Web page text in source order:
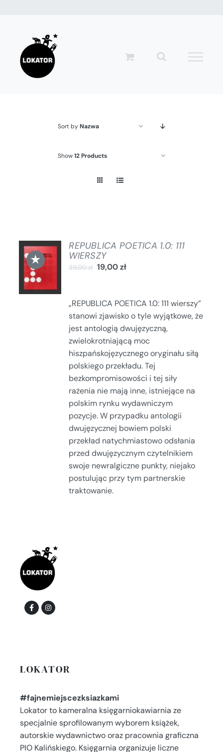
zawartości
Sort byNazwa
Show12 Products
★
DODAJ
DO
KOSZYKA
/
SZCZEGÓŁY
REPUBLICA POETICA 1.0: 111
WIERSZY
39,00zł 19,00zł
„REPUBLICA POETICA 1.0: 111 wierszy”
stanowi zjawisko o tyle wyjątkowe, że
jest antologią dwujęzyczną,
zwielokrotniającą moc
hiszpańskojęzycznego oryginału siłą
polskiego przekładu. Tej
bezkompromisowości i tej siły
rażenia nie mają inne, istniejące na
polskim rynku wydawniczym
pozycje. W przypadku antologii
dwujęzycznej bowiem polski
przekład natychmiastowo odsłania
przed dwujęzycznym czytelnikiem
swoje newralgiczne punkty, niejako
postulując przy tym partnerskie
traktowanie.
LOKATOR
#fajnemiejscezksiazkami
Lokator to kameralna księgarniokawiarnia ze
specjalnie sprofilowanym wyborem książek,
autorskie wydawnictwo oraz pracownia graficzna
PIO Kalińskiego. Księgarnia organizuje liczne